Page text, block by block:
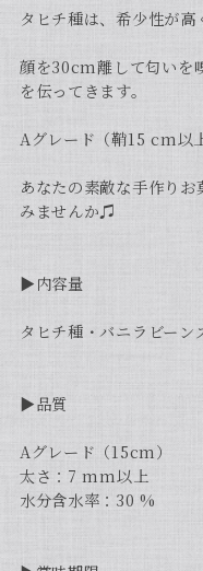
タヒチ種は、希少性が高
顔を30cm離して匂いを
を伝ってきます。
Aグレード（鞘15 cm以
あなたの素敵な手作り
みませんか♫
▶︎内容量
タヒチ種・バニラビーン
▶︎品質
Aグレード（15cm）
太さ：7 mm以上
水分含水率：30 %